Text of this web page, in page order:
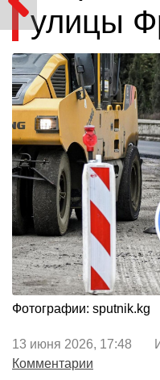
улицы
Фотографии: sputnik.kg
13 июня 2026, 17:48
Комментарии